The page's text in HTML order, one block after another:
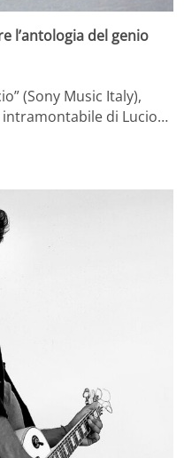
l’antologia del genio
(Sony Music Italy),
intramontabile di Lucio…